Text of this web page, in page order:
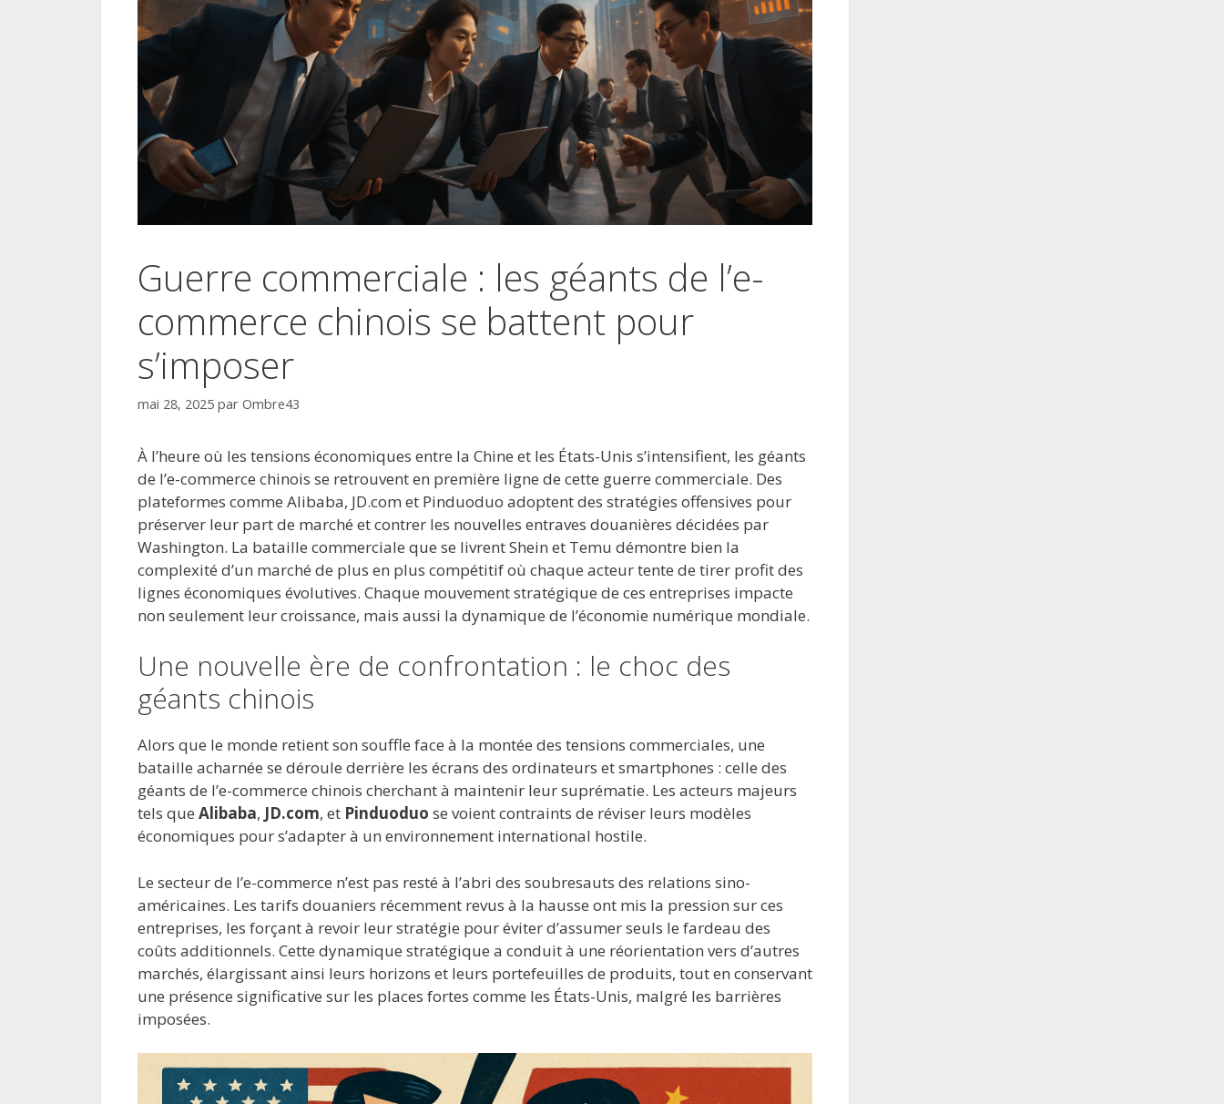
Guerre commerciale : les géants de l’e-
commerce chinois se battent pour
s’imposer
mai 28, 2025 par Ombre43
À l’heure où les tensions économiques entre la Chine et les États-Unis s’intensifient, les géants
de l’e-commerce chinois se retrouvent en première ligne de cette guerre commerciale. Des
plateformes comme Alibaba, JD.com et Pinduoduo adoptent des stratégies offensives pour
préserver leur part de marché et contrer les nouvelles entraves douanières décidées par
Washington. La bataille commerciale que se livrent Shein et Temu démontre bien la
complexité d’un marché de plus en plus compétitif où chaque acteur tente de tirer profit des
lignes économiques évolutives. Chaque mouvement stratégique de ces entreprises impacte
non seulement leur croissance, mais aussi la dynamique de l’économie numérique mondiale.
Une nouvelle ère de confrontation : le choc des
géants chinois
Alors que le monde retient son souffle face à la montée des tensions commerciales, une
bataille acharnée se déroule derrière les écrans des ordinateurs et smartphones : celle des
géants de l’e-commerce chinois cherchant à maintenir leur suprématie. Les acteurs majeurs
tels que Alibaba, JD.com, et Pinduoduo se voient contraints de réviser leurs modèles
économiques pour s’adapter à un environnement international hostile.
Le secteur de l’e-commerce n’est pas resté à l’abri des soubresauts des relations sino-
américaines. Les tarifs douaniers récemment revus à la hausse ont mis la pression sur ces
entreprises, les forçant à revoir leur stratégie pour éviter d’assumer seuls le fardeau des
coûts additionnels. Cette dynamique stratégique a conduit à une réorientation vers d’autres
marchés, élargissant ainsi leurs horizons et leurs portefeuilles de produits, tout en conservant
une présence significative sur les places fortes comme les États-Unis, malgré les barrières
imposées.